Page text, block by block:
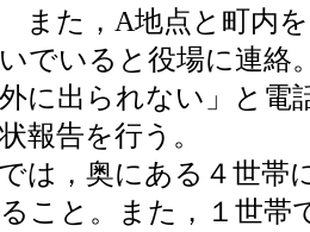
また，A地点と町内
でいると役場に連絡
に出られない」と電
報告を行う。
は，奥にある４世帯
こと。また，１世帯